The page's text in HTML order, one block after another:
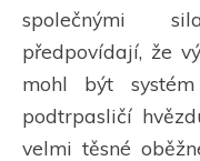
společnými
předpovídají, že
mohl být
podtrpasličí
velmi těsné